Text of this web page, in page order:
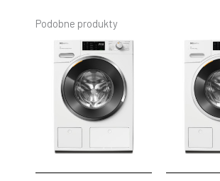
Podobne produkty